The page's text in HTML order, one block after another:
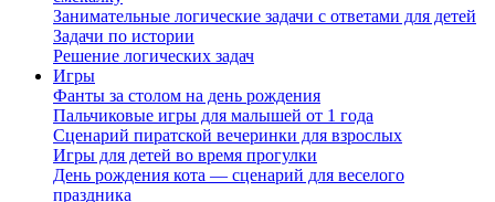
Занимательные логические задачи с ответами для детей
Задачи по истории
Решение логических задач
Игры
Фанты за столом на день рождения
Пальчиковые игры для малышей от 1 года
Сценарий пиратской вечеринки для взрослых
Игры для детей во время прогулки
День рождения кота — сценарий для веселого
праздника